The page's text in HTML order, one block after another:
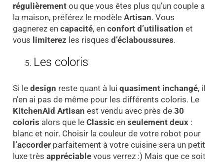
régulièrementou que vous êtes plus qu’un couple a
la maison, préférez le modèle Artisan. Vous
gagnerez en capacité, en confort d’utilisation et
vous limiterez les risques d’éclaboussures.
Les coloris
Si le design reste quant à lui quasiment inchangé, il
n’en ai pas de même pour les différents coloris. Le
KitchenAid Artisan est vendu avec près de 30
coloris alors que le Classicen seulement deux:
blanc et noir. Choisir la couleur de votre robot pour
l’accorderparfaitement à votre cuisine sera un petit
luxe très appréciablevous verrez :) Mais que ce soit